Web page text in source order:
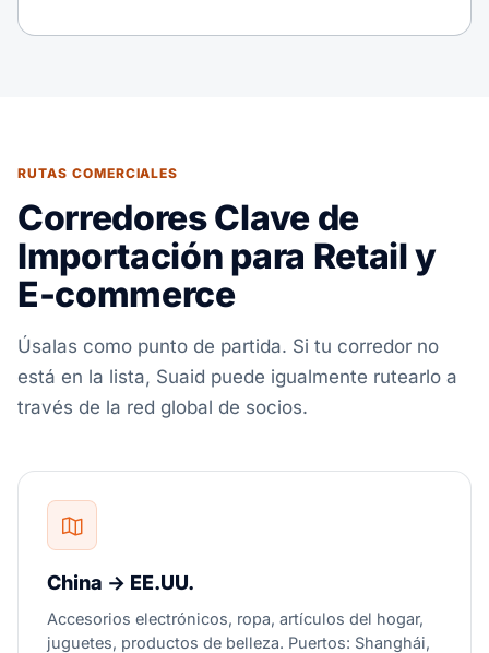
RUTAS COMERCIALES
Corredores Clave de
Importación para Retail y
E-commerce
Úsalas como punto de partida. Si tu corredor no
está en la lista, Suaid puede igualmente rutearlo a
través de la red global de socios.
China → EE.UU.
Accesorios electrónicos, ropa, artículos del hogar,
juguetes, productos de belleza. Puertos: Shanghái,